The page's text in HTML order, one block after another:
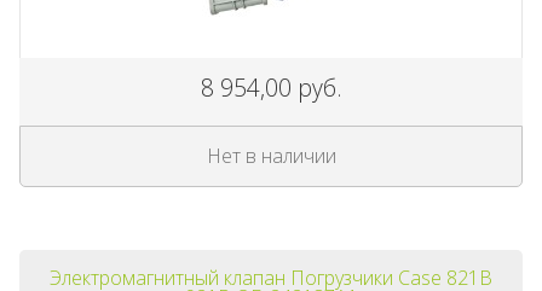
8 954,00 руб.
Нет в наличии
Электромагнитный клапан Погрузчики Case 821B